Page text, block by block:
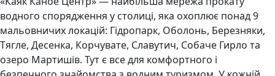
водного спорядження у столиці, яка охоплює понад 9
мальовничих локацій: Гідропарк, Оболонь, Березняки,
Тягле, Десенка, Корчувате, Славутич, Собаче Гирло та
озеро Мартишів. Тут є все для комфортного і